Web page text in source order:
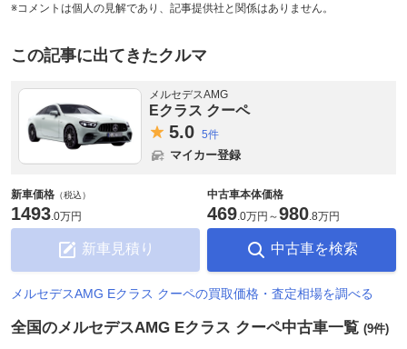
※コメントは個人の見解であり、記事提供社と関係はありません。
この記事に出てきたクルマ
メルセデスAMG
Eクラス クーペ
5.0 5件
マイカー登録
新車価格 （税込）
1493.0万円
新車見積り
中古車本体価格
469.0万円 ～980.8万円
中古車を検索
メルセデスAMG Eクラス クーペの買取価格・査定相場を調べる
全国のメルセデスAMG Eクラス クーペ中古車一覧 (9件)